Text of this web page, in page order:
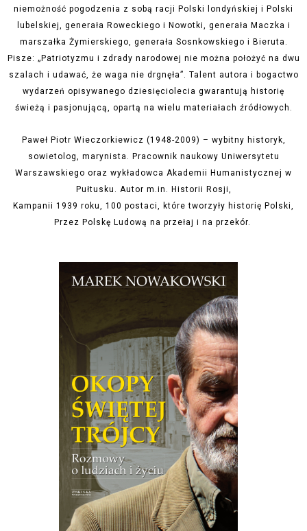
niemożność pogodzenia z sobą racji Polski londyńskiej i Polski
lubelskiej, generała Roweckiego i Nowotki, generała Maczka i
marszałka Żymierskiego, generała Sosnkowskiego i Bieruta.
Pisze: „Patriotyzmu i zdrady narodowej nie można położyć na dwu
szalach i udawać, że waga nie drgnęła”. Talent autora i bogactwo
wydarzeń opisywanego dziesięciolecia gwarantują historię
świeżą i pasjonującą, opartą na wielu materiałach źródłowych.
Paweł Piotr Wieczorkiewicz (1948-2009) – wybitny historyk,
sowietolog, marynista. Pracownik naukowy Uniwersytetu
Warszawskiego oraz wykładowca Akademii Humanistycznej w
Pułtusku. Autor m.in . Historii Rosji,
Kampanii 1939 roku, 100 postaci, które tworzyły historię Polski,
Przez Polskę Ludową na przełaj i na przekór.